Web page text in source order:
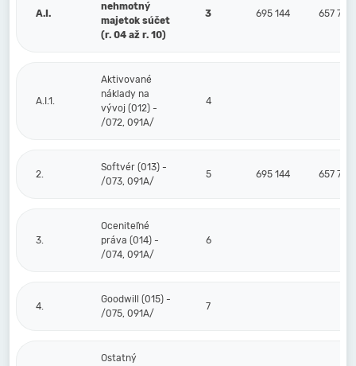
A.I.
nehmotný
majetok súčet
(r. 04 až r. 10)
3 695 144 657 737
A.I.1.
Aktivované
náklady na
vývoj (012) -
/072, 091A/
4
2.
Softvér (013) -
/073, 091A/
5 695 144 657 737
3.
Oceniteľné
práva (014) -
/074, 091A/
6
4.
Goodwill (015) -
/075, 091A/
7
Ostatný